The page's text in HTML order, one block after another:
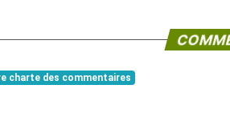
charte des commentaires